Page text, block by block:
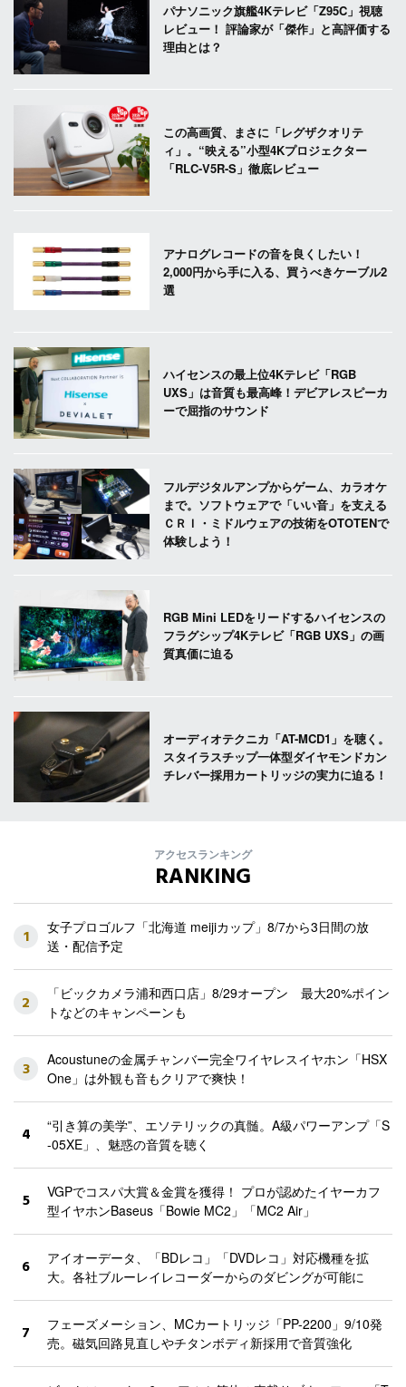
パナソニック旗艦4Kテレビ「Z95C」視聴
レビュー！ 評論家が「傑作」と高評価する
理由とは？
この高画質、まさに「レグザクオリテ
ィ」。“映える”小型4Kプロジェクター
「RLC-V5R-S」徹底レビュー
アナログレコードの音を良くしたい！
2,000円から手に入る、買うべきケーブル2
選
ハイセンスの最上位4Kテレビ「RGB
UXS」は音質も最高峰！デビアレスピーカ
ーで屈指のサウンド
フルデジタルアンプからゲーム、カラオケ
まで。ソフトウェアで「いい音」を支える
ＣＲＩ・ミドルウェアの技術をOTOTENで
体験しよう！
RGB Mini LEDをリードするハイセンスの
フラグシップ4Kテレビ「RGB UXS」の画
質真価に迫る
オーディオテクニカ「AT-MCD1」を聴く。
スタイラスチップ一体型ダイヤモンドカン
チレバー採用カートリッジの実力に迫る！
アクセスランキング
RANKING
1
女子プロゴルフ「北海道 meijiカップ」8/7から3日間の放
送・配信予定
2
「ビックカメラ浦和西口店」8/29オープン 最大20%ポイン
トなどのキャンペーンも
3
Acoustuneの金属チャンバー完全ワイヤレスイヤホン「HSX
One」は外観も音もクリアで爽快！
4
“引き算の美学”、エソテリックの真髄。A級パワーアンプ「S
-05XE」、魅惑の音質を聴く
5
VGPでコスパ大賞＆金賞を獲得！ プロが認めたイヤーカフ
型イヤホンBaseus「Bowie MC2」「MC2 Air」
6
アイオーデータ、「BDレコ」「DVDレコ」対応機種を拡
大。各社ブルーレイレコーダーからのダビングが可能に
7
フェーズメーション、MCカートリッジ「PP-2200」9/10発
売。磁気回路見直しやチタンボディ新採用で音質強化